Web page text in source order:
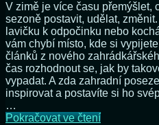
V zimě je více času přemýšlet,
sezoně postavit, udělat,
lavičku k odpočinku nebo
vám chybí místo, kde si
článků z nového
čas rozhodnout se, jak by
vypadat. A zda zahradní
inspirovat a postavíte si ho
…
Pokračovat ve čteníMáte